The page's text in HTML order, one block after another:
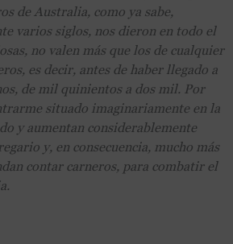
de Australia, como ya sabe,
varios siglos, nos dieron en todo el
no valen más que los de cualquier
es decir, antes de haber llegado a
de mil quinientos a dos mil. Por
situado imaginariamente en la
y aumentan considerablemente
y, en consecuencia, mucho más
contar carneros, para combatir el